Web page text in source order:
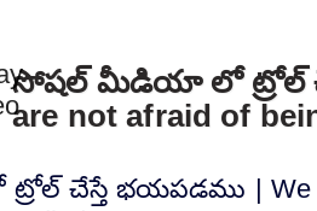
సోషల్ మీడియా లో ట్రోల్
are not afraid of
చేస్తే భయపడము | We